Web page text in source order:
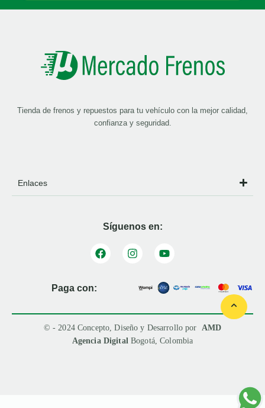
Tienda de frenos y repuestos para tu vehículo con la mejor calidad,
confianza y seguridad.
Enlaces
Síguenos en:
Paga con:
© - 2024 Concepto, Diseño y Desarrollo por AMD
Agencia Digital Bogotá, Colombia